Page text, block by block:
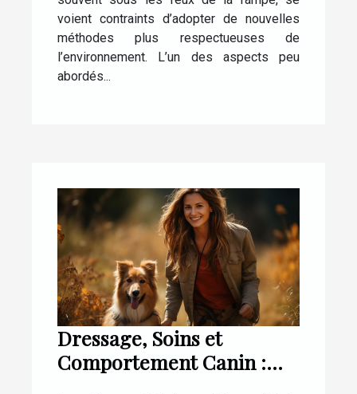
voient contraints d’adopter de nouvelles
méthodes plus respectueuses de
l’environnement. L’un des aspects peu
abordés...
Dressage, Soins et
Comportement Canin :